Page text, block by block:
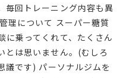
毎回トレーニング内容も異
理について スーパー糖質
に乗ってくれて、たくさん
とは思いません。(むしろ
議です) パーソナルジムを